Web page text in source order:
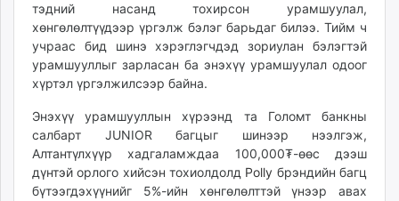
unegui.mn
assa.mn
toim.mn
tac.mn
unread.today
тэдний насанд тохирсон урамшуулал,
хөнгөлөлтүүдээр үргэлж бэлэг барьдаг билээ. Тийм ч
учраас бид шинэ хэрэглэгчдэд зориулан бэлэгтэй
урамшууллыг зарласан ба энэхүү урамшуулал одоог
хүртэл үргэлжилсээр байна.
Энэхүү урамшууллын хүрээнд та Голомт банкны
салбарт JUNIOR багцыг шинээр нээлгэж,
Алтантүлхүүр хадгаламждаа 100,000₮-өөс дээш
дүнтэй орлого хийсэн тохиолдолд Polly брэндийн багц
бүтээгдэхүүнийг 5%-ийн хөнгөлөлттэй үнээр авах